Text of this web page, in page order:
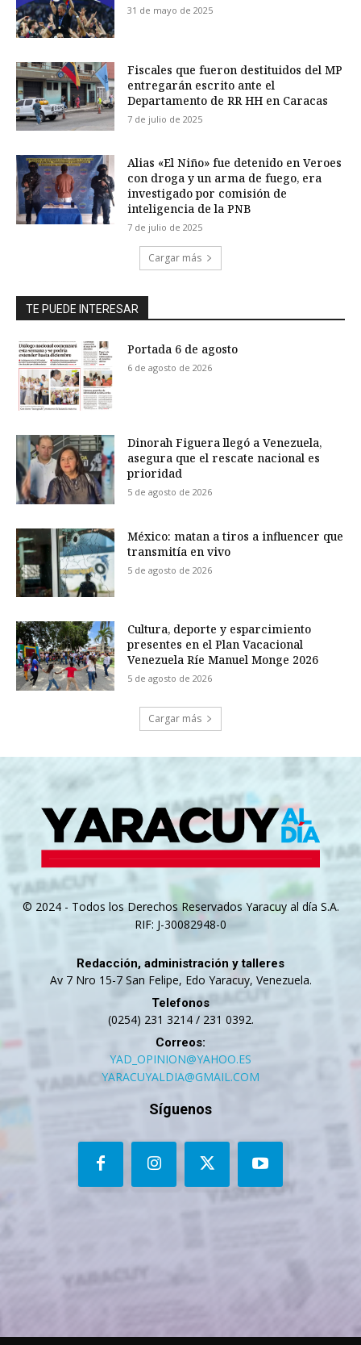
31 de mayo de 2025
Fiscales que fueron destituidos del MP
entregarán escrito ante el
Departamento de RR HH en Caracas
7 de julio de 2025
Alias «El Niño» fue detenido en Veroes
con droga y un arma de fuego, era
investigado por comisión de
inteligencia de la PNB
7 de julio de 2025
Cargar más
TE PUEDE INTERESAR
Portada 6 de agosto
6 de agosto de 2026
Dinorah Figuera llegó a Venezuela,
asegura que el rescate nacional es
prioridad
5 de agosto de 2026
México: matan a tiros a influencer que
transmitía en vivo
5 de agosto de 2026
Cultura, deporte y esparcimiento
presentes en el Plan Vacacional
Venezuela Ríe Manuel Monge 2026
5 de agosto de 2026
Cargar más
© 2024 - Todos los Derechos Reservados Yaracuy al día S.A.
RIF: J-30082948-0
Redacción, administración y talleres
Av 7 Nro 15-7 San Felipe, Edo Yaracuy, Venezuela.
Telefonos
(0254) 231 3214 / 231 0392.
Correos:
YAD_OPINION@YAHOO.ES
YARACUYALDIA@GMAIL.COM
Síguenos